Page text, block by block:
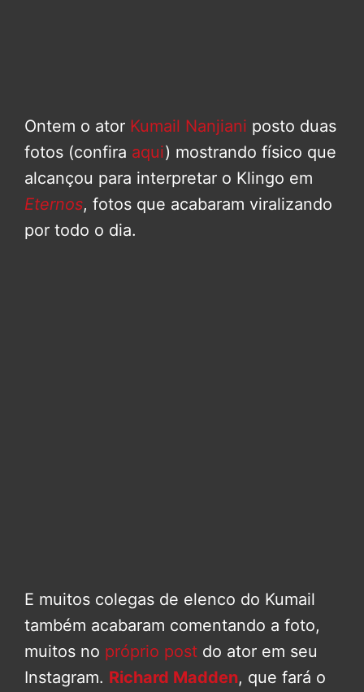
Ontem o ator Kumail Nanjiani posto duas
fotos (confira aqui) mostrando físico que
alcançou para interpretar o Klingo em
Eternos, fotos que acabaram viralizando
por todo o dia.
E muitos colegas de elenco do Kumail
também acabaram comentando a foto,
muitos no próprio post do ator em seu
Instagram. Richard Madden, que fará o